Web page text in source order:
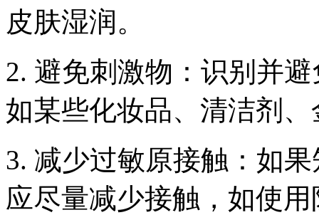
皮肤湿润。
2. 避免刺激物：识别并
如某些化妆品、清洁剂
3. 减少过敏原接触：如
应尽量减少接触，如使